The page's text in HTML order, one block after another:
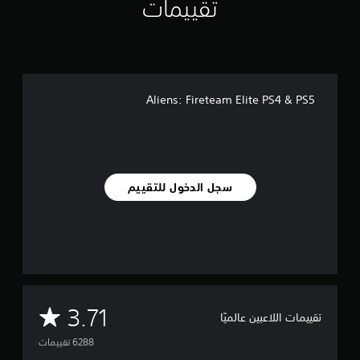
تقييمات
Aliens: Fireteam Elite PS4 & PS5
سجل الدخول للتقييم
تقييمات اللاعبين عالميًا 3.71 م
ت